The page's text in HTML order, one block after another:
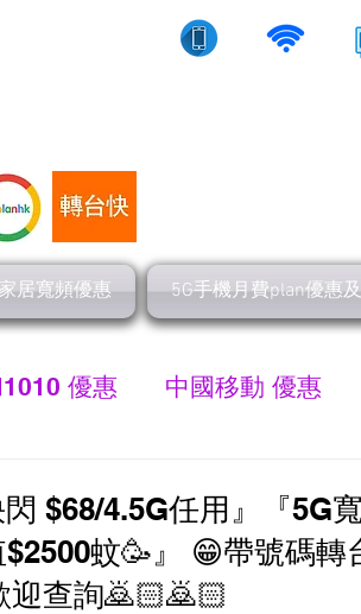
居寬頻優惠 5G手機月費plan優惠
優惠 中國移動 優惠
NOW 優惠 中國電信 優惠
$68/4.5G任用』『5G
蚊🥳』 😁帶號碼轉
查詢🙇🏻🙇🏻